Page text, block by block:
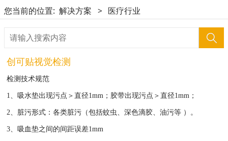
您当前的位置: 解决方案 > 医疗行业
创可贴视觉检测
检测技术规范
1、 吸水垫出现污点＞直径1mm；胶带出现污点＞直径1mm ；
2、 脏污形式： 各类脏污（包括蚊虫、深色滴胶、油污等 ）。
3、 吸 血垫之间的间距误差1mm